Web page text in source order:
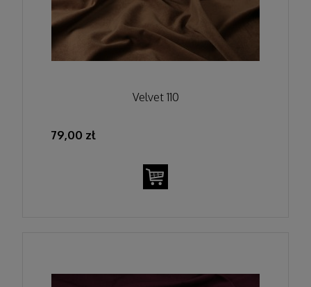
Velvet 110
79,00 zł